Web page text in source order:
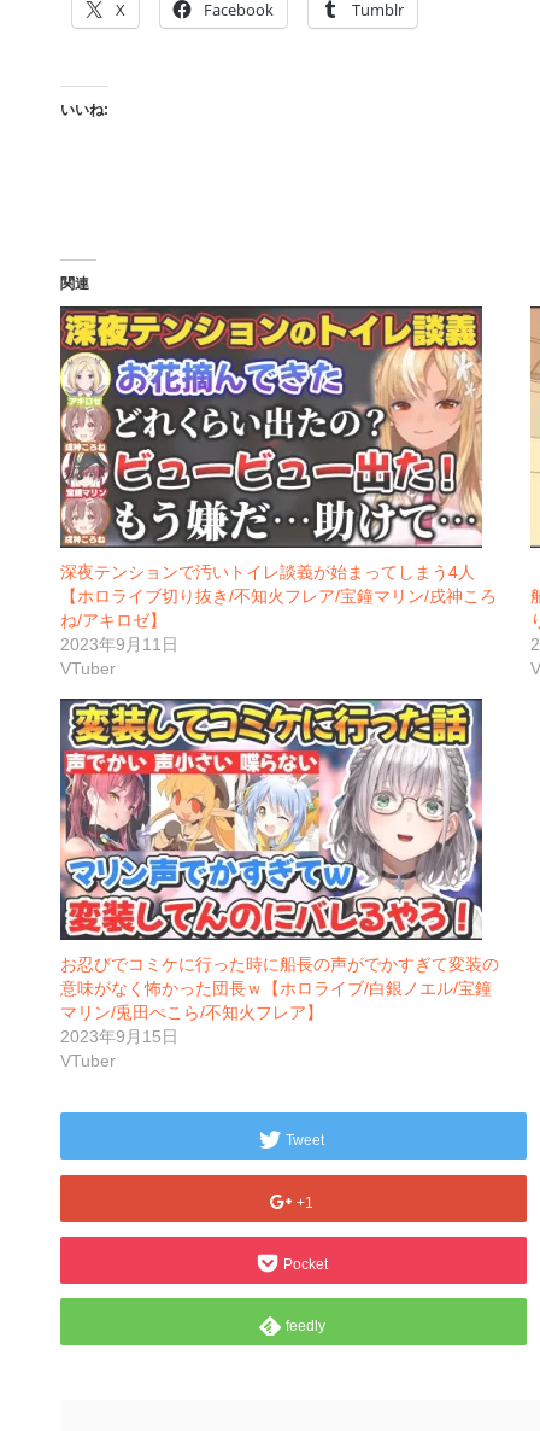
X Facebook Tumblr
いいね:
関連
深夜テンションで汚いトイレ談義が始まってしまう4人
【ホロライブ切り抜き/不知火フレア/宝鐘マリン/戌神ころ
ね/アキロゼ】
2023年9月11日
VTuber
お忍びでコミケに行った時に船長の声がでかすぎて変装の
意味がなく怖かった団長ｗ【ホロライブ/白銀ノエル/宝鐘
マリン/兎田ぺこら/不知火フレア】
2023年9月15日
VTuber
Tweet
+1
Pocket
feedly